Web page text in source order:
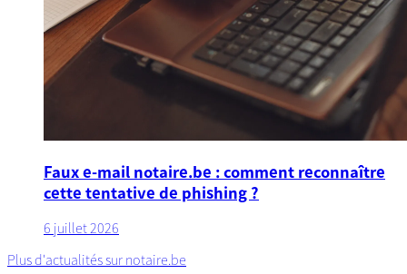
Faux e-mail notaire.be : comment reconnaître
cette tentative de phishing ?
6 juillet 2026
Plus d'actualités sur notaire.be